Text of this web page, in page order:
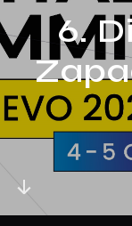
6.